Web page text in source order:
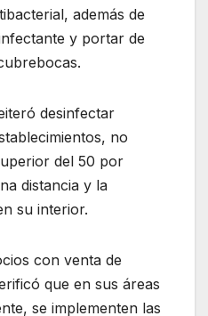
además de
y portar de
desinfectar
no
del 50 por
distancia y la
su interior.
con venta de
que en sus áreas
se implementen las